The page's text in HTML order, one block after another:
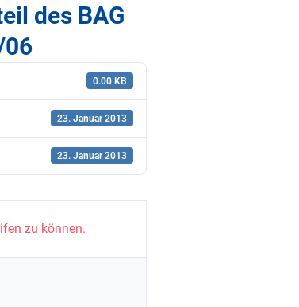
des BAG
06
0.00 KB
23. Januar 2013
23. Januar 2013
zu können.